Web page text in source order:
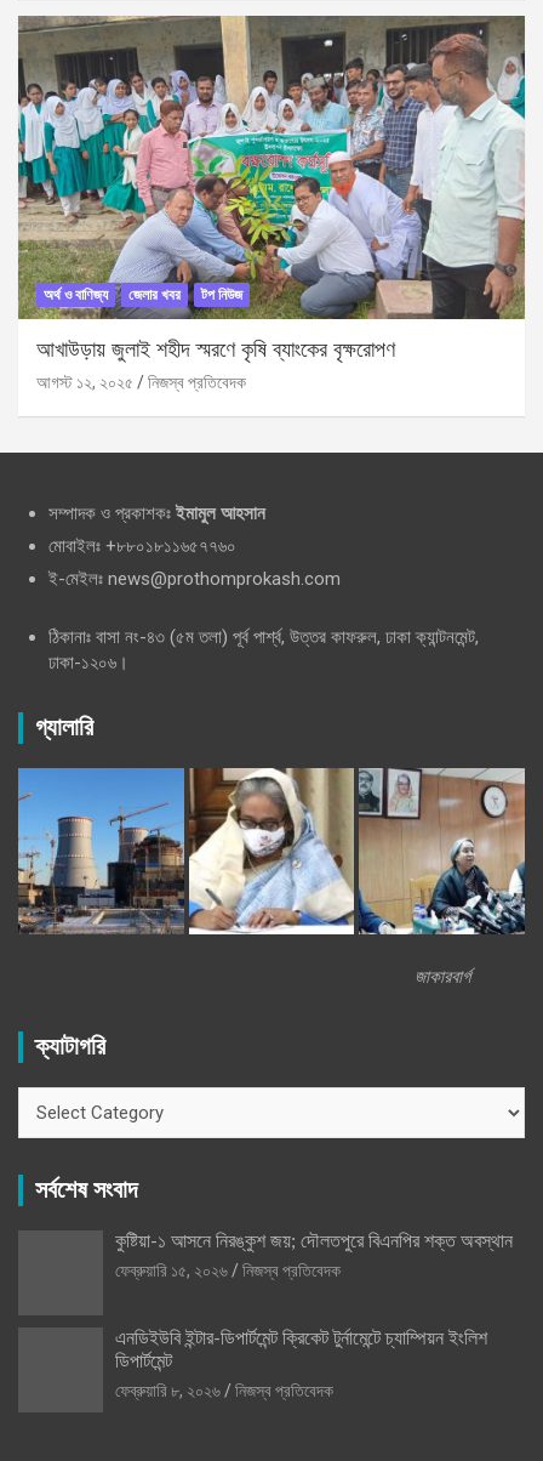
অর্থ ও বাণিজ্য জেলার খবর টপ নিউজ
আখাউড়ায় জুলাই শহীদ স্মরণে কৃষি ব্যাংকের বৃক্ষরোপণ
আগস্ট ১২, ২০২৫ নিজস্ব প্রতিবেদক
সম্পাদক ও প্রকাশকঃ ইমামুল আহসান
মোবাইলঃ +৮৮০১৮১১৬৫৭৭৬০
ই-মেইলঃ news@prothomprokash.com
ঠিকানাঃ বাসা নং-৪৩ (৫ম তলা) পূর্ব পার্শ্ব, উত্তর কাফরুল, ঢাকা ক্যান্টনমেন্ট,
ঢাকা-১২০৬।
গ্যালারি
জাকারবার্গ
ক্যাটাগরি
সর্বশেষ সংবাদ
কুষ্টিয়া-১ আসনে নিরঙ্কুশ জয়; দৌলতপুরে বিএনপির শক্ত অবস্থান
ফেব্রুয়ারি ১৫, ২০২৬
নিজস্ব প্রতিবেদক
এনডিইউবি ইন্টার-ডিপার্টমেন্ট ক্রিকেট টুর্নামেন্টে চ্যাম্পিয়ন ইংলিশ
ডিপার্টমেন্ট
ফেব্রুয়ারি ৮, ২০২৬
নিজস্ব প্রতিবেদক